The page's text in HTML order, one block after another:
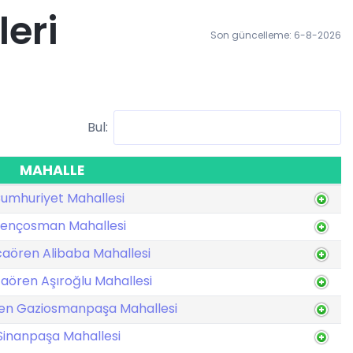
Son güncelleme: 6-8-2026
Bul:
MAHALLE
Mahallesi
Mahallesi
Alibaba Mahallesi
Aşıroğlu Mahallesi
Gaziosmanpaşa Mahallesi
Mahallesi